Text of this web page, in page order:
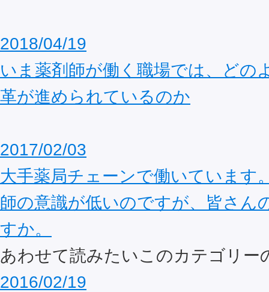
2018/04/19
いま薬剤師が働く職場では、どの
革が進められているのか
2017/02/03
大手薬局チェーンで働いています
師の意識が低いのですが、皆さん
すか。
あわせて読みたいこのカテゴリー
2016/02/19